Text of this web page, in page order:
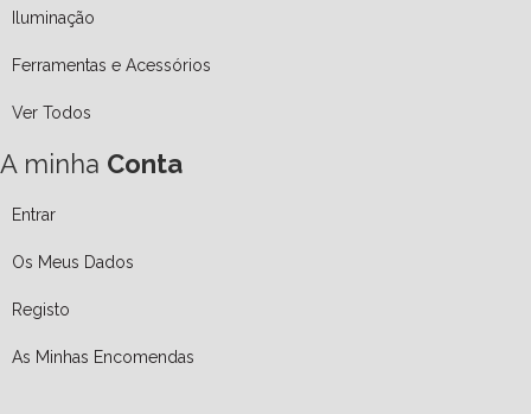
Iluminação
Ferramentas e Acessórios
Ver Todos
A minha Conta
Entrar
Os Meus Dados
Registo
As Minhas Encomendas